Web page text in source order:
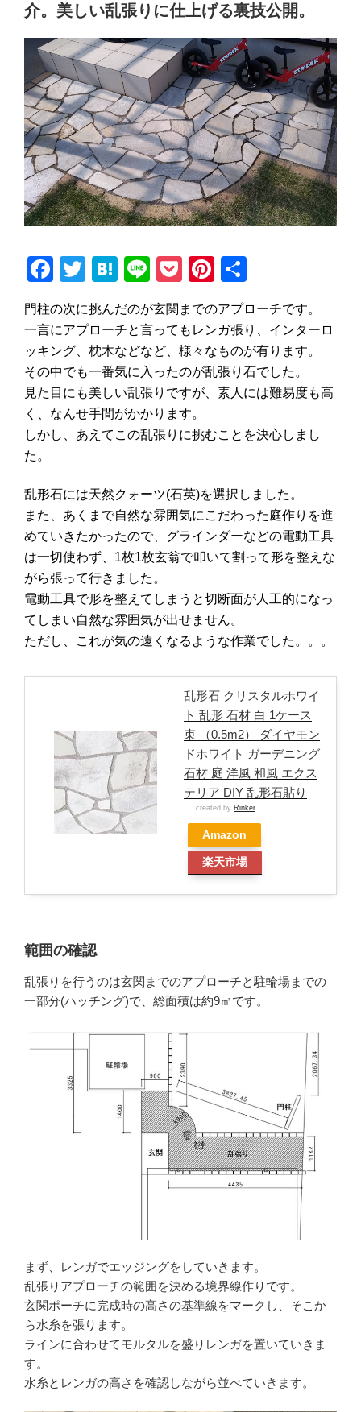
介。美しい乱張りに仕上げる裏技公開。
F
c
e
b
o
o
k
T
tt
er
H
e
n
a
Li
n
e
P
ck
et
Pi
er
e
st
門柱の次に挑んだのが玄関までのアプローチです。
一言にアプローチと言ってもレンガ張り、インターロ
ッキング、枕木などなど、様々なものが有ります。
その中でも一番気に入ったのが乱張り石でした。
見た目にも美しい乱張りですが、素人には難易度も高
く、なんせ手間がかかります。
しかし、あえてこの乱張りに挑むことを決心しまし
た。
乱形石には天然クォーツ(石英)を選択しました。
また、あくまで自然な雰囲気にこだわった庭作りを進
めていきたかったので、グラインダーなどの電動工具
は一切使わず、 1枚1枚玄翁で叩いて割って形を整えな
がら張って行きました。
電動工具で形を整えてしまうと切断面が人工的になっ
てしまい自然な雰囲気が出せません。
ただし、これが気の遠くなるような作業でした。。。
乱形石 クリスタルホワイ
ト 乱形 石材 白 1ケース
束 （0.5m2） ダイヤモン
ドホワイト ガーデニング
石材 庭 洋風 和風 エクス
テリア DIY 乱形石貼り
created by Rinker
Amazon
楽天市場
範囲の確認
乱張りを行うのは玄関までのアプローチと駐輪場までの
一部分(ハッチング)で、総面積は約9㎡です。
まず、レンガでエッジングをしていきます。
乱張りアプローチの範囲を決める境界線作りです。
玄関ポーチに完成時の高さの基準線をマークし、そこか
ら水糸を張ります。
ラインに合わせてモルタルを盛りレンガを置いていきま
す。
水糸とレンガの高さを確認しながら並べていきます。